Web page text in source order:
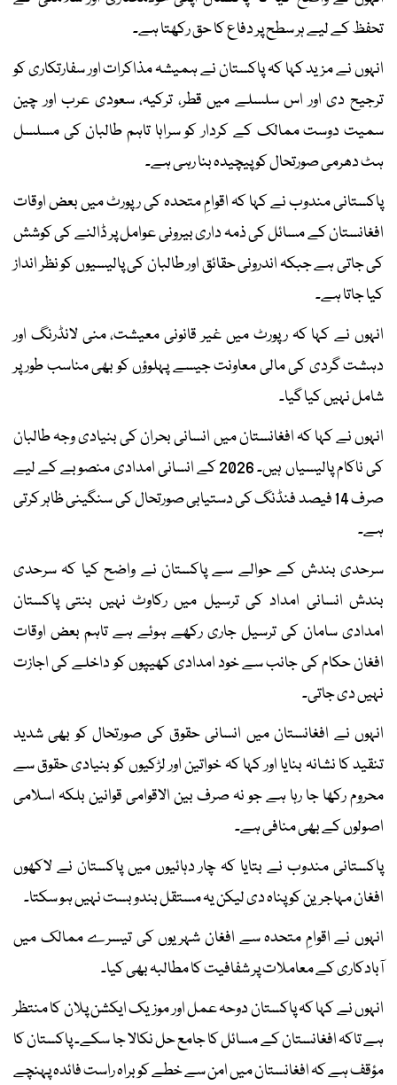
تحفظ کے لیے ہر سطح پر دفاع کا حق رکھتا ہے۔
انہوں نے مزید کہا کہ پاکستان نے ہمیشہ مذاکرات اور سفارتکاری کو
ترجیح دی اور اس سلسلے میں قطر، ترکیہ، سعودی عرب اور چین
سمیت دوست ممالک کے کردار کو سراہا تاہم طالبان کی مسلسل
ہٹ دھرمی صورتحال کو پیچیدہ بنا رہی ہے۔
پاکستانی مندوب نے کہا کہ اقوامِ متحدہ کی رپورٹ میں بعض اوقات
افغانستان کے مسائل کی ذمہ داری بیرونی عوامل پر ڈالنے کی کوشش
کی جاتی ہے جبکہ اندرونی حقائق اور طالبان کی پالیسیوں کو نظر انداز
کیا جاتا ہے۔
انہوں نے کہا کہ رپورٹ میں غیر قانونی معیشت، منی لانڈرنگ اور
دہشت گردی کی مالی معاونت جیسے پہلوؤں کو بھی مناسب طور پر
شامل نہیں کیا گیا۔
انہوں نے کہا کہ افغانستان میں انسانی بحران کی بنیادی وجہ طالبان
کی ناکام پالیسیاں ہیں۔ 2026 کے انسانی امدادی منصوبے کے لیے
صرف 14 فیصد فنڈنگ کی دستیابی صورتحال کی سنگینی ظاہر کرتی
ہے۔
سرحدی بندش کے حوالے سے پاکستان نے واضح کیا کہ سرحدی
بندش انسانی امداد کی ترسیل میں رکاوٹ نہیں بنتی پاکستان
امدادی سامان کی ترسیل جاری رکھے ہوئے ہے تاہم بعض اوقات
افغان حکام کی جانب سے خود امدادی کھیپوں کو داخلے کی اجازت
نہیں دی جاتی۔
انہوں نے افغانستان میں انسانی حقوق کی صورتحال کو بھی شدید
تنقید کا نشانہ بنایا اور کہا کہ خواتین اور لڑکیوں کو بنیادی حقوق سے
محروم رکھا جا رہا ہے جو نہ صرف بین الاقوامی قوانین بلکہ اسلامی
اصولوں کے بھی منافی ہے۔
پاکستانی مندوب نے بتایا کہ چار دہائیوں میں پاکستان نے لاکھوں
افغان مہاجرین کو پناہ دی لیکن یہ مستقل بندوبست نہیں ہو سکتا۔
انہوں نے اقوامِ متحدہ سے افغان شہریوں کی تیسرے ممالک میں
آبادکاری کے معاملات پر شفافیت کا مطالبہ بھی کیا۔
انہوں نے کہا کہ پاکستان دوحہ عمل اور موزیک ایکشن پلان کا منتظر
ہے تاکہ افغانستان کے مسائل کا جامع حل نکالا جا سکے۔ پاکستان کا
مؤقف ہے کہ افغانستان میں امن سے خطے کو براہ راست فائدہ پہنچے